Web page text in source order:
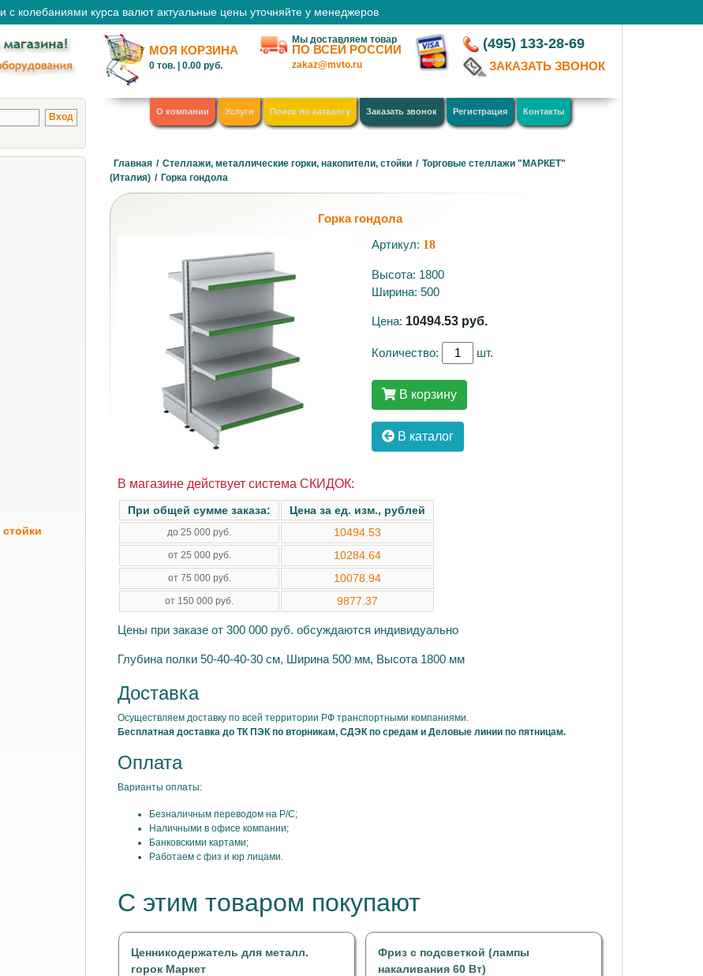
с колебаниями курса валют актуальные цены уточняйте у менеджеров
МОЯ КОРЗИНА
0 тов. |0.00 руб.
Мы доставляем товар
ПО ВСЕЙ РОССИИ
zakaz@mvto.ru
(495) 133-28-69
ЗАКАЗАТЬ ЗВОНОК
О компании Услуги Поиск по каталогу Заказать звонок Регистрация Контакты
Главная / Стеллажи, металлические горки, накопители, стойки / Торговые стеллажи "МАРКЕТ"
(Италия) / Горка гондола
Горка гондола
Артикул: 18
Высота: 1800
Ширина: 500
Цена: 10494.53 руб.
Количество: шт.
В корзину
В каталог
В магазине действует система СКИДОК:
При общей сумме заказа: Цена за ед. изм., рублей
до 25 000 руб. 10494.53
от 25 000 руб. 10284.64
от 75 000 руб. 10078.94
от 150 000 руб. 9877.37
Цены при заказе от 300 000 руб. обсуждаются индивидуально
Глубина полки 50-40-40-30 см, Ширина 500 мм, Высота 1800 мм
Доставка
Осуществляем доставку по всей территории РФ транспортными компаниями.
Бесплатная доставка до ТК ПЭК по вторникам, СДЭК по средам и Деловые линии по пятницам.
Оплата
Варианты оплаты:
Безналичным переводом на Р/С;
Наличными в офисе компании;
Банковскими картами;
Работаем с физ и юр лицами.
С этим товаром покупают
Ценникодержатель для металл.
горок Маркет
Фриз с подсветкой (лампы
накаливания 60 Вт)